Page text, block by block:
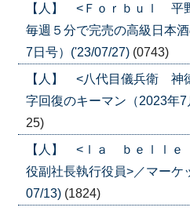
【人】 <Ｆｏｒｂｕｌ 平
毎週５分で完売の高級日本
7日号）('23/07/27) (0743)
【人】 <八代目儀兵衛 神
字回復のキーマン（2023年
25)
【人】 <ｌａ ｂｅｌｌ
役副社長執行役員>／マーケ
07/13) (1824)